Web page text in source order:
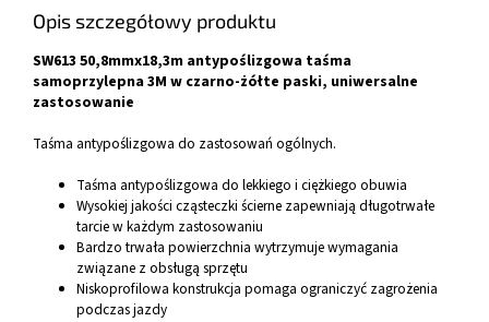
Opis szczegółowy produktu
SW613 50,8mmx18,3m antypoślizgowa taśma
samoprzylepna 3M w czarno-żółte paski, uniwersalne
zastosowanie
Taśma antypoślizgowa do zastosowań ogólnych.
Taśma antypoślizgowa do lekkiego i ciężkiego obuwia
Wysokiej jakości cząsteczki ścierne zapewniają długotrwałe
tarcie w każdym zastosowaniu
Bardzo trwała powierzchnia wytrzymuje wymagania
związane z obsługą sprzętu
Niskoprofilowa konstrukcja pomaga ograniczyć zagrożenia
podczas jazdy